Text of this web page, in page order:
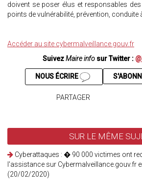
doivent se poser élus et responsables
points de vulnérabilité, prévention, conduite
Accéder au site cybermalveillance.gouv.fr
SuivezMaire info sur Twitter :
NOUS ÉCRIRE
PARTAGER
SUR LE MÊME
Cyberattaques : � 90 000 victimes ont
l'assistance sur Cybermalveillance.gouv.fr
(20/02/2020)